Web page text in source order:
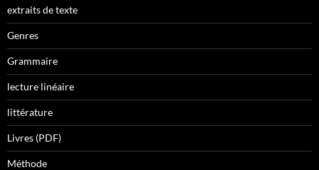
extraits de texte
Genres
Grammaire
lecture linéaire
littérature
Livres (PDF)
Méthode